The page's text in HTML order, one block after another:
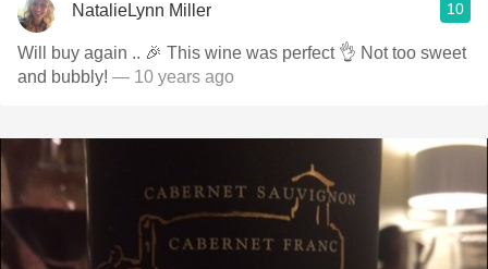
NatalieLynn Miller 10
Will buy again .. 🎉 This wine was perfect 👌 Not too sweet
and bubbly! — 10 years ago